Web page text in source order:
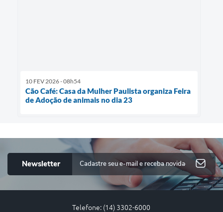
10 FEV 2026 - 08h54
Cão Café: Casa da Mulher Paulista organiza Feira
de Adoção de animais no dia 23
Newsletter
Telefone: (14) 3302-6000